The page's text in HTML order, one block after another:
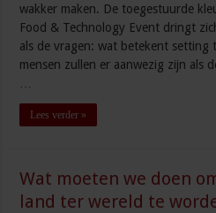
wakker maken. De toegestuurde
Food & Technology Event dringt
als de vragen: wat betekent setting
mensen zullen er aanwezig zijn als
Lees verder »
Wat moeten we doen
land ter wereld te